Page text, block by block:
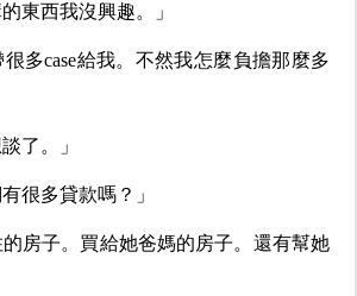
東西我沒興趣。」
多case給我。不然我怎麼負擔那麼多
了。」
很多貸款嗎？」
房子。買給她爸媽的房子。還有幫她